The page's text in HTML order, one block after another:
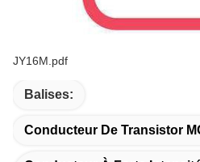
JY16M.pdf
Balises:
Conducteur De Transistor